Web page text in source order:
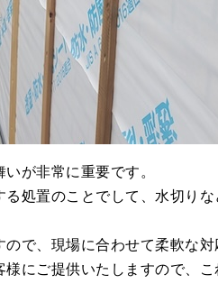
が非常に重要です。
処置のことでして、水切り
で、現場に合わせて柔軟な対
にご提供いたしますので、